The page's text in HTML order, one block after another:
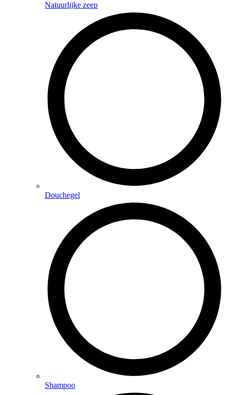
Natuurlijke zeep
Douchegel
Shampoo